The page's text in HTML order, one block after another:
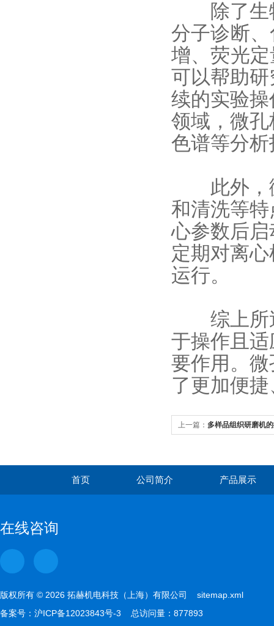
除了生物
分子诊断
增、荧光
可以帮助
续的实验
领域，微
色谱等分
此外，微
和清洗等
心参数后
定期对离
运行。
综上所述
于操作且
要作用。
了更加便
上一篇： 多样品组织研磨机
首页 公司简介 产品展示
在线咨询
版权所有 © 2026 拓赫机电科技（上海）有限公司 sitemap.xml
备案号： 沪ICP备12023843号-3 总访问量：877893